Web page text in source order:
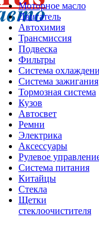
Моторное масло
Двигатель
Автохимия
Трансмиссия
Подвеска
Фильтры
Система
Система зажигания
Тормозная система
Кузов
Автосвет
Ремни
Электрика
Аксессуары
Рулевое
Система питания
Китайцы
Стекла
Щетки
стеклоочистителя